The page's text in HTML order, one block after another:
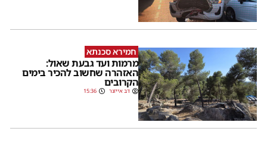
חמירא סכנתא
מרמות ועד גבעת שאול:
האזהרה שחשוב להכיר בימים
הקרובים
דב אייזנר 15:36